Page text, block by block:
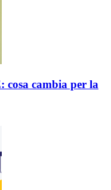
cosa cambia per la